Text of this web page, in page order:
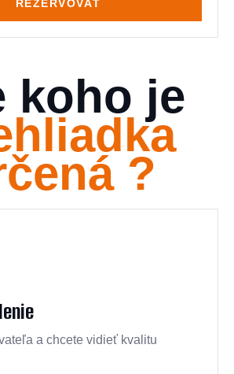
REZERVOVAŤ
koho je
?
a chcete vidieť kvalitu